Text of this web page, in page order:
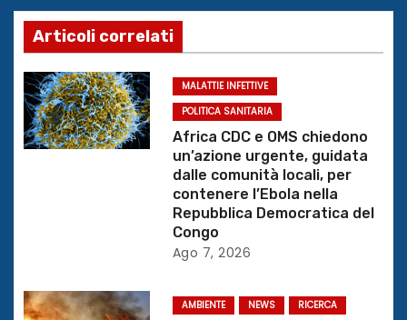
g
a
z
i
a
Articoli correlati
MALATTIE INFETTIVE
POLITICA SANITARIA
Africa CDC e OMS chiedono
un’azione urgente, guidata
dalle comunità locali, per
contenere l’Ebola nella
Repubblica Democratica del
Congo
Ago 7, 2026
AMBIENTE NEWS RICERCA